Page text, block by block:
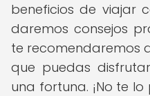
beneficios de viajar
daremos consejos
te recomendaremos
que puedas
una fortuna. ¡No te